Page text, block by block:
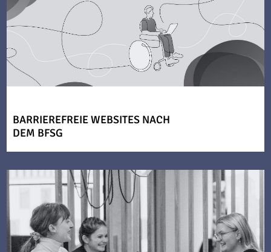
BARRIEREFREIE WEBSITES NACH
DEM BFSG